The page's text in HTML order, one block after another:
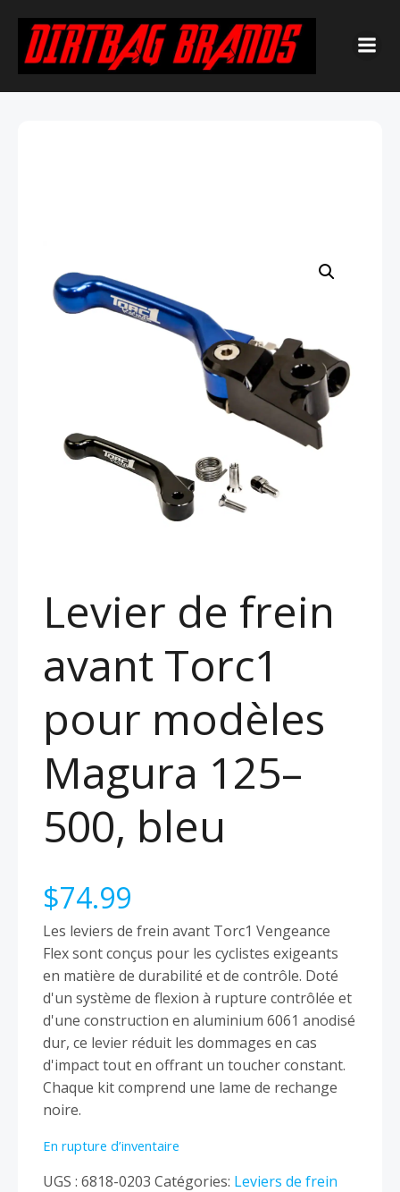
Levier de frein
avant Torc1
pour modèles
Magura 125–
500, bleu
$74.99
Les leviers de frein avant Torc1 Vengeance
Flex sont conçus pour les cyclistes exigeants
en matière de durabilité et de contrôle. Doté
d'un système de flexion à rupture contrôlée et
d'une construction en aluminium 6061 anodisé
dur, ce levier réduit les dommages en cas
d'impact tout en offrant un toucher constant.
Chaque kit comprend une lame de rechange
noire.
En rupture d’inventaire
UGS : 6818-0203 Catégories: Leviers de frein